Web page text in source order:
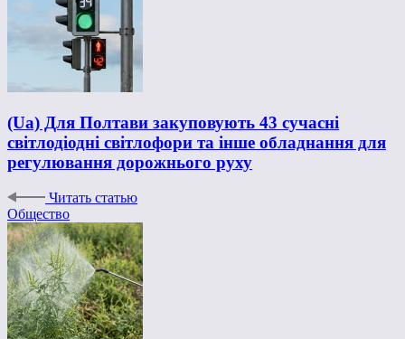
(Ua) Для Полтави закуповують 43 сучасні
світлодіодні світлофори та інше обладнання для
регулювання дорожнього руху
Читать статью
Общество